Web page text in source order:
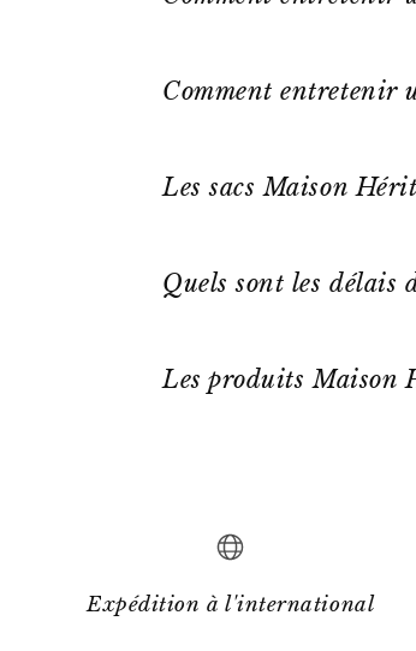
Comment entretenir
Les sacs Maison
Quels sont les délais
Les produits Maison
Expédition à l'international